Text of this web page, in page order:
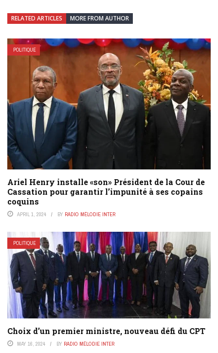
RELATED ARTICLES MORE FROM AUTHOR
POLITIQUE
Ariel Henry installe «son» Président de la Cour de
Cassation pour garantir l’impunité à ses copains
coquins
APRIL 1, 2024 BY RADIO MÉLODIE INTER
POLITIQUE
Choix d’un premier ministre, nouveau défi du CPT
MAY 16, 2024 BY RADIO MÉLODIE INTER